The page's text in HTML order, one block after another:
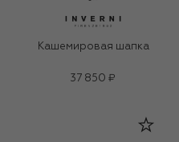
Кашемировая шапка
37 850 ₽